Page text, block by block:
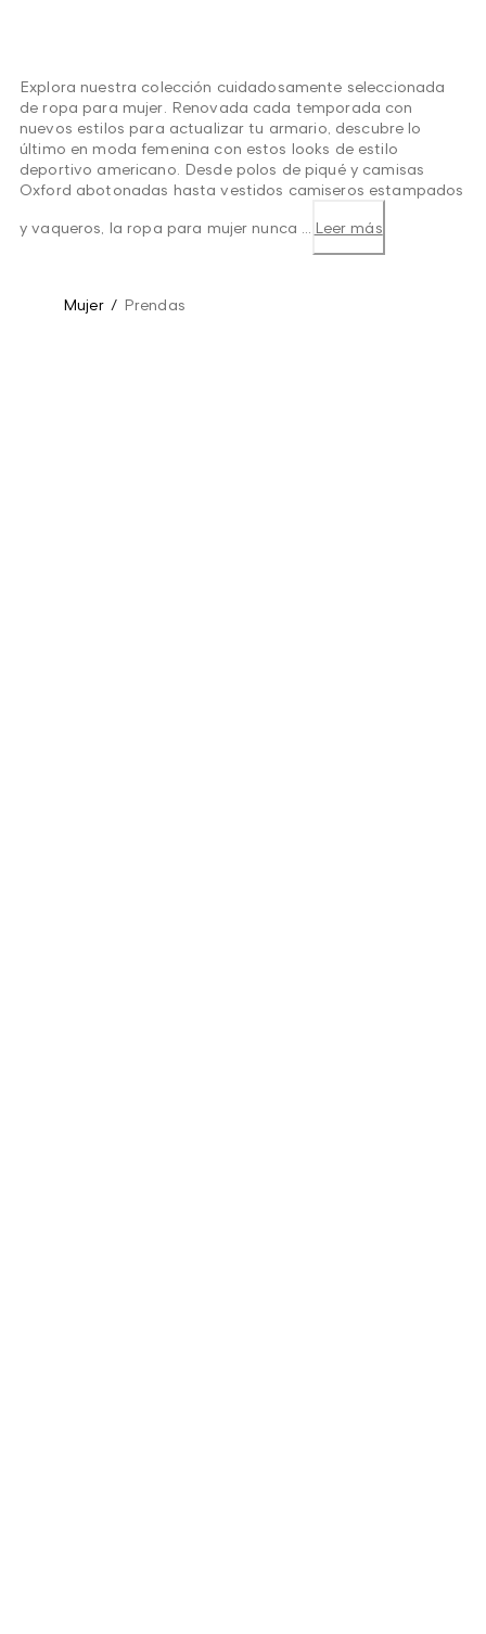
Explora nuestra colección cuidadosamente seleccionada
de ropa para mujer. Renovada cada temporada con
nuevos estilos para actualizar tu armario, descubre lo
último en moda femenina con estos looks de estilo
deportivo americano. Desde polos de piqué y camisas
Oxford abotonadas hasta vestidos camiseros estampados
y vaqueros, la ropa para mujer nunca ... Leer más
Mujer / Prendas